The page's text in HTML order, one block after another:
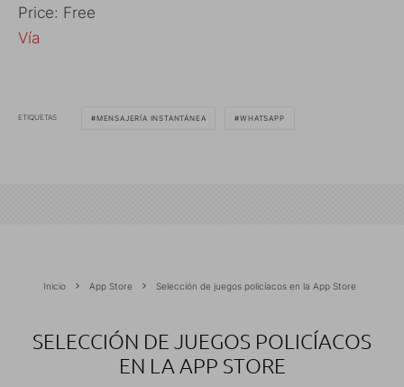
Price: Free
Vía
ETIQUETAS MENSAJERÍA INSTANTÁNEA WHATSAPP
Inicio App Store Selección de juegos policíacos en la App Store
SELECCIÓN DE JUEGOS POLICÍACOS
EN LA APP STORE